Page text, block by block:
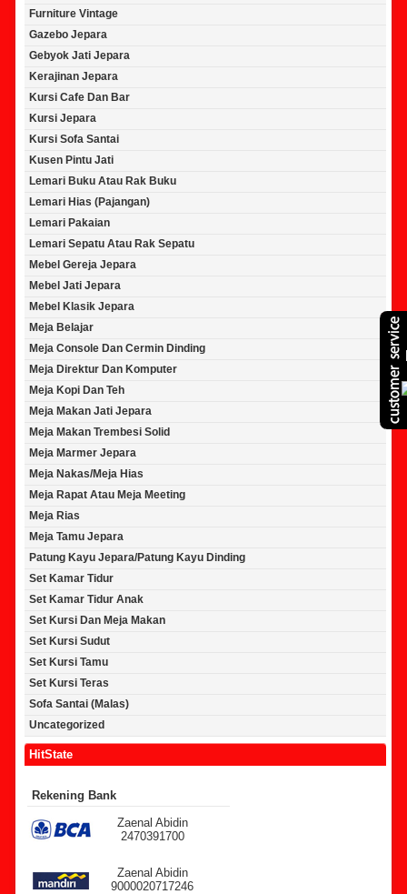
Furniture Vintage
Gazebo Jepara
Gebyok Jati Jepara
Kerajinan Jepara
Kursi Cafe Dan Bar
Kursi Jepara
Kursi Sofa Santai
Kusen Pintu Jati
Lemari Buku Atau Rak Buku
Lemari Hias (Pajangan)
Lemari Pakaian
Lemari Sepatu Atau Rak Sepatu
Mebel Gereja Jepara
Mebel Jati Jepara
Mebel Klasik Jepara
Meja Belajar
Meja Console Dan Cermin Dinding
Meja Direktur Dan Komputer
Meja Kopi Dan Teh
Meja Makan Jati Jepara
Meja Makan Trembesi Solid
Meja Marmer Jepara
Meja Nakas/Meja Hias
Meja Rapat Atau Meja Meeting
Meja Rias
Meja Tamu Jepara
Patung Kayu Jepara/Patung Kayu Dinding
Set Kamar Tidur
Set Kamar Tidur Anak
Set Kursi Dan Meja Makan
Set Kursi Sudut
Set Kursi Tamu
Set Kursi Teras
Sofa Santai (Malas)
Uncategorized
HitState
Rekening Bank
Zaenal Abidin
2470391700
Zaenal Abidin
9000020717246